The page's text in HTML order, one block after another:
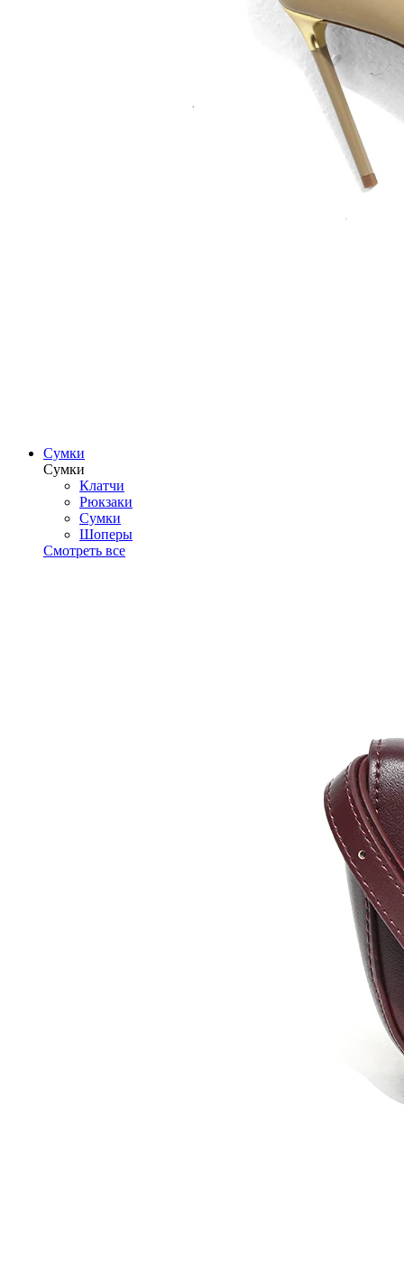
Сумки
Сумки
Клатчи
Рюкзаки
Сумки
Шоперы
Смотреть все